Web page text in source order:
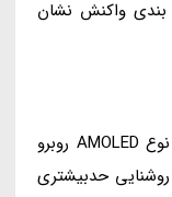
بندی واکنش نشان
در بخش نمایشگر، با پنلی 1.64 اینچی از نوع AMOLED روبرو
× 456 پیکسل و روشنایی حدبیشتری